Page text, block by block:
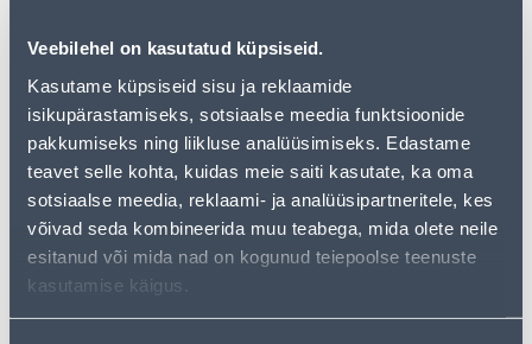
Veebilehel on kasutatud küpsiseid.
Kasutame küpsiseid sisu ja reklaamide
isikupärastamiseks, sotsiaalse meedia funktsioonide
pakkumiseks ning liikluse analüüsimiseks. Edastame
teavet selle kohta, kuidas meie saiti kasutate, ka oma
sotsiaalse meedia, reklaami- ja analüüsipartneritele, kes
võivad seda kombineerida muu teabega, mida olete neile
esitanud või mida nad on kogunud teiepoolse teenuste
kasutamise käigus.
• Lõhnaküünal klaasis.
• Põlemisaeg on umbes 18 h.
• 14-päevane tagastusõigus.
Посылочный автомат от 2,29 € с 2-5 tööpäeva
Забрать в магазине, с 06.08.2026